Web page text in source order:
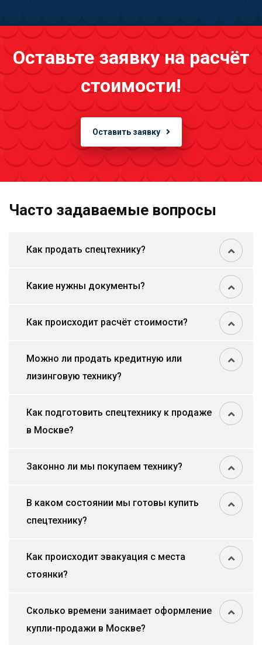
Оставьте заявку на расчёт
стоимости!
Оставить заявку
Часто задаваемые вопросы
Как продать спецтехнику?
Какие нужны документы?
Как происходит расчёт стоимости?
Можно ли продать кредитную или
лизинговую технику?
Как подготовить спецтехнику к продаже
в Москве?
Законно ли мы покупаем технику?
В каком состоянии мы готовы купить
спецтехнику?
Как происходит эвакуация с места
стоянки?
Сколько времени занимает оформление
купли-продажи в Москве?